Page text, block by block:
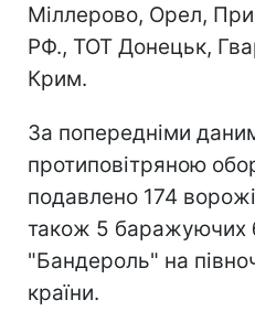
Міллерово, Орел,
РФ., ТОТ Донецьк,
Крим.
За попередніми
протиповітряною
подавлено 174
також 5 баражуючих
"Бандероль" на
країни.